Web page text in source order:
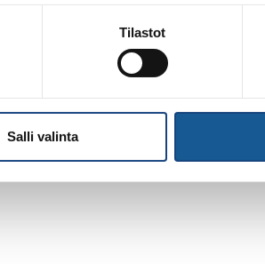
Tilastot
Salli valinta
Ilman maskia voi olla
ja desinfioi kätesi heti tullessasi
ilmoitat siitä seurasi puheenjohtajalle.